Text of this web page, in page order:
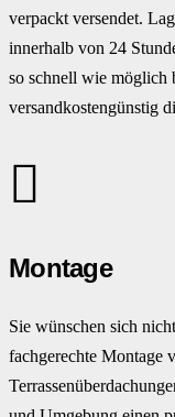
verpackt versendet.
innerhalb von 24
so schnell wie möglich
versandkostengünstig
Montage
Sie wünschen sich
fachgerechte Montage